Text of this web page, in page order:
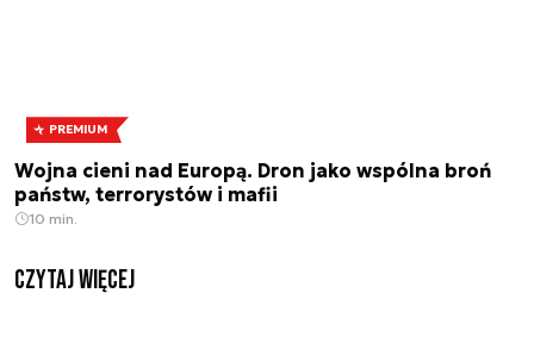
PREMIUM
Wojna cieni nad Europą. Dron jako wspólna broń
państw, terrorystów i mafii
10 min.
czytaj więcej